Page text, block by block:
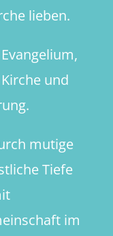
lieben.
und
mutige
Tiefe
im